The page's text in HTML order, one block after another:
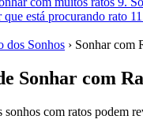
que está procurando rato
dos Sonhos › Sonhar com
Sonhar com
com ratos podem